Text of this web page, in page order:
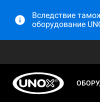
Вследствие
оборудование